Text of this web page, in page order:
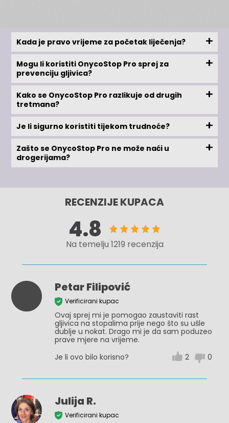
Kada je pravo vrijeme za početak liječenja?
Mogu li koristiti OnycoStop Pro sprej za
prevenciju gljivica?
Kako se OnycoStop Pro razlikuje od drugih
tretmana?
Je li sigurno koristiti tijekom trudnoće?
Zašto se OnycoStop Pro ne može naći u
drogerijama?
RECENZIJE KUPACA
4.8
Na temelju 1219 recenzija
Petar Filipović
Verificirani kupac
Ovaj sprej mi je pomogao zaustaviti rast
gljivica na stopalima prije nego što su ušle
dublje u nokat. Drago mi je da sam poduzeo
prave mjere na vrijeme.
Je li ovo bilo korisno?
2 0
Julija R.
Verificirani kupac